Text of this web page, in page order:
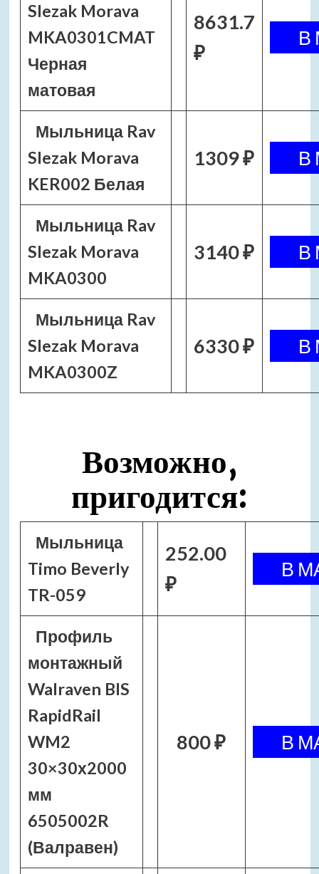
Slezak Morava
MKA0301CMAT
Черная
матовая
8631.7
₽
Мыльница Rav
Slezak Morava
KER002 Белая
1309 ₽
Мыльница Rav
Slezak Morava
MKA0300
3140 ₽
Мыльница Rav
Slezak Morava
MKA0300Z
6330 ₽
Возможно,
пригодится:
Мыльница
Timo Beverly
TR-059
252.00
₽
Профиль
монтажный
Walraven BIS
RapidRail
WM2
30×30х2000
мм
6505002R
(Валравен)
800 ₽